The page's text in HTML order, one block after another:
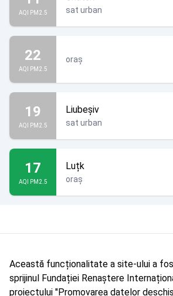
AQI PM2.5 sat urban
22
AQI PM2.5
oraș
19
AQI PM2.5
Liubeșiv
sat urban
17
AQI PM2.5
Luțk
oraș
Această funcționalitate a site-ului a
sprijinul Fundației Renaștere
proiectului "Promovarea datelor